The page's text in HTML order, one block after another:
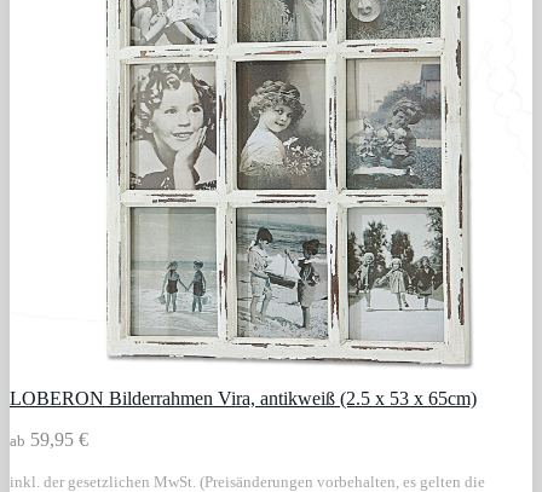
LOBERON Bilderrahmen Vira, antikweiß (2.5 x 53 x 65cm)
ab 59,95 €
inkl. der gesetzlichen MwSt. (Preisänderungen vorbehalten, es gelten die